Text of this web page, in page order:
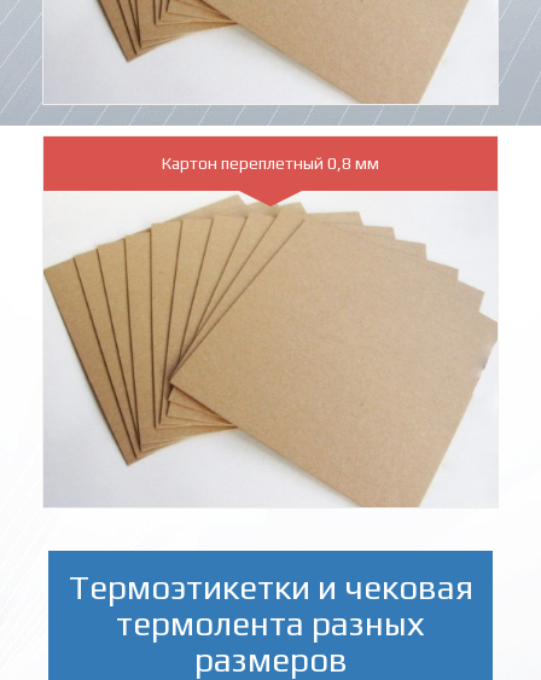
Картон переплетный 0,8 мм
Термоэтикетки и чековая
термолента разных
размеров